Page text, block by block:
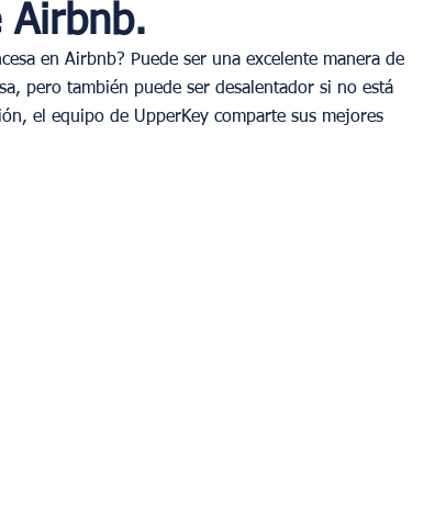
Airbnb.
en Airbnb? Puede ser una excelente manera de
pero también puede ser desalentador si no está
el equipo de UpperKey comparte sus mejores